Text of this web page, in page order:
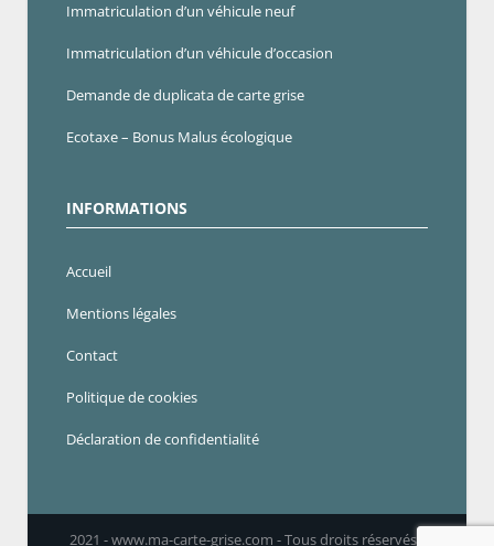
Immatriculation d’un véhicule neuf
Immatriculation d’un véhicule d’occasion
Demande de duplicata de carte grise
Ecotaxe – Bonus Malus écologique
INFORMATIONS
Accueil
Mentions légales
Contact
Politique de cookies
Déclaration de confidentialité
2021 - www.ma-carte-grise.com - Tous droits réservés -